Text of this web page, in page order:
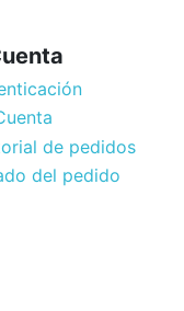
de pedidos
del pedido